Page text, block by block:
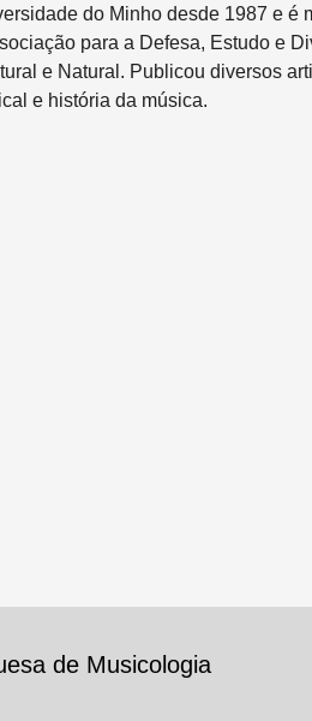
do Minho desde 1987 e é
para a Defesa, Estudo e
e Natural. Publicou diversos
e história da música.
de Musicologia